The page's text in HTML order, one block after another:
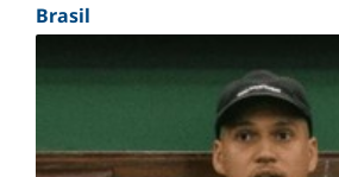
Brasil